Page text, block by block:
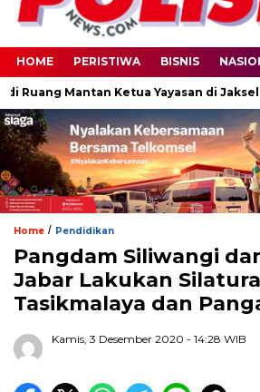
HOME PERISTIWA BISNIS
Mantan Ketua Yayasan di Jaksel
Home / Pendidikan
Pangdam Siliwangi
Jabar Lakukan
Tasikmalaya dan
Kamis, 3 Desember 2020 - 14:28 WIB